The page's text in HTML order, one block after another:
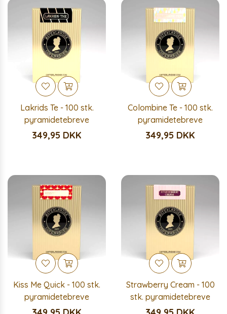
Lakrids Te - 100 stk.
pyramidetebreve
349,95 DKK
Colombine Te - 100 stk.
pyramidetebreve
349,95 DKK
Kiss Me Quick - 100 stk.
pyramidetebreve
Strawberry Cream - 100
stk. pyramidetebreve